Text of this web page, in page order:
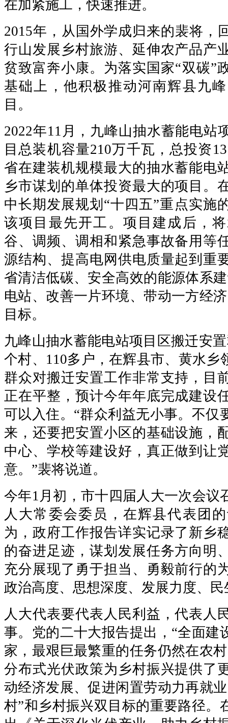
在加紧施工，快速推进。
2015年，从国外学成归来的裴将，
行山发展乡村旅游、延伸农产品产
贫致富奔小康。为落实国家“双碳”
基础上，他积极推动河南辉县九
目。
2022年11月，九峰山抽水蓄能电站
目总装机容量210万千瓦，总投资
省在建装机规模最大的抽水蓄能电
乡市谋划的单体投资最大的项目。
中长期发展规划“十四五”重点实施
该项目最先开工。项目建成后，
谷、调频、调相和紧急事故备用等
源结构、提高电网供电质量起到重
省清洁低碳、安全高效的能源体系
电站、改善一片环境、带动一方经
目标。
九峰山抽水蓄能电站项目区搬迁安
个村、110多户，在辉县市、黄水乡
群众对搬迁安置工作非常支持，目
正在平整，预计今年年底完成建设
可以入住。“群众利益无小事。不仅
来，还要把安置小区的基础设施，
中心、学校等建设好，真正做到让
意。”裴将说道。
今年1月初，市十四届人大一次会议
人大常委会委员，在辉县代表团
为，政府工作报告详实记录了新乡
的奋进足迹，谋划发展任务方向明
充分展现了勇于担当、勇毅前行的
政治高度、思想深度、发展力度、
人大代表要代表人民利益，代表人
事。党的二十大报告提出，“全面建
家，最艰巨最繁重的任务仍然在农
分布式光伏政策为乡村振兴提供了
动经济发展、促进闲置劳动力再就
村”和乡村振兴双目标的重要路径。